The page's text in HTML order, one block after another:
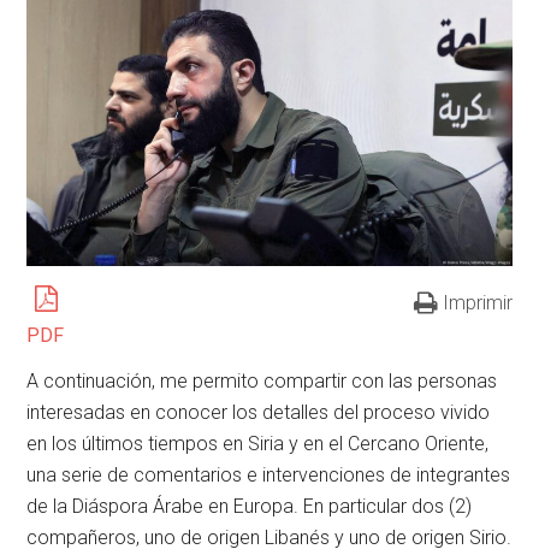
PDF
Imprimir
A continuación, me permito compartir con las personas
interesadas en conocer los detalles del proceso vivido
en los últimos tiempos en Siria y en el Cercano Oriente,
una serie de comentarios e intervenciones de integrantes
de la Diáspora Árabe en Europa. En particular dos (2)
compañeros, uno de origen Libanés y uno de origen Sirio.